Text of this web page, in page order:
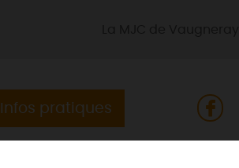
Infos pratiques